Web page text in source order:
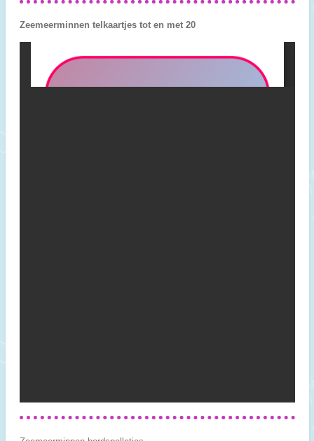
Zeemeerminnen telkaartjes tot en met 20